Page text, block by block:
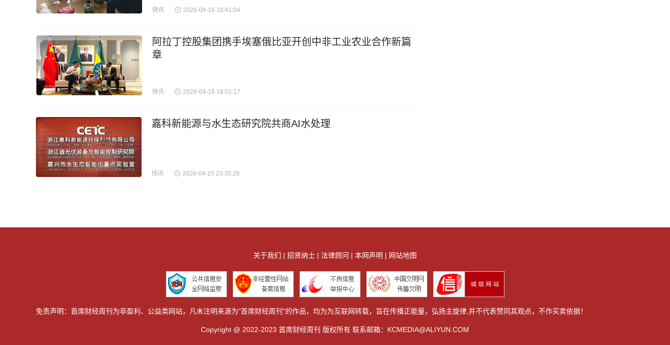
快讯 2026-04-16 18:41:04
阿拉丁控股集团携手埃塞俄比亚开创中非工业农业合作新篇
章
快讯 2026-04-16 18:01:17
嘉科新能源与水生态研究院共商AI水处理
快讯 2026-04-15 23:30:26
关于我们 | 招贤纳士 | 法律顾问 | 本网声明 | 网站地图
免责声明：首席财经周刊为非盈利、公益类网站，凡未注明来源为"首席财经周刊"的作品，均为为互联网转载，旨在传播正能量，弘扬主旋律,并不代表赞同其观点，不作买卖依据！
Copyright @ 2022-2023 首席财经周刊 版权所有 联系邮箱：KCMEDIA@ALIYUN.COM